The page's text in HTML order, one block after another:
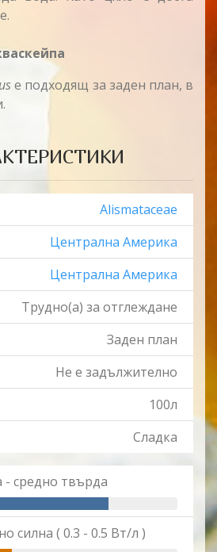
е подходящ за заден план, в
Alismataceae
Централна Америка
Централна Америка
Трудно(a) за отглеждане
Заден план
Не е задължително
100л
Сладка
средно твърда
силна ( 0.3 - 0.5 Вт/л )